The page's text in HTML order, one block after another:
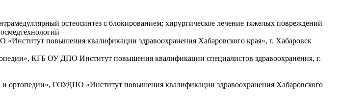
остеосинтез с блокированием; хирургическое лечение тяжелых повреждений
повышения квалификации здравоохранения Хабаровского края», г. Хабаровск
КГБ ОУ ДПО Институт повышения квалификации специалистов здравоохранения, г.
ортопедии», ГОУДПО «Институт повышения квалификации здравоохранения Хабаровского